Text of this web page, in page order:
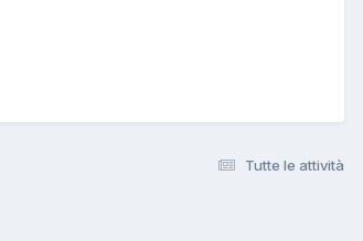
Tutte le attività